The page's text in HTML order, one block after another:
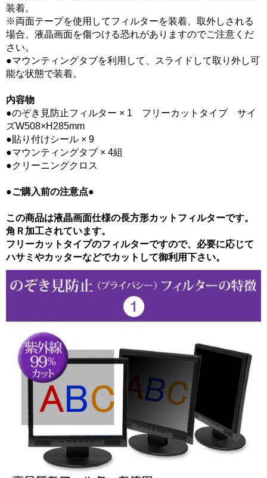
装着。
※両面テープを使用してフィルターを装着、取外しされる
場合、液晶画面を傷つける恐れがありますのでご注意くだ
さい。
●マウンティングタブを利用して、スライドして取り外し可
能な状態で装着。
内容物
●のぞき見防止フィルター × 1 フリーカットタイプ サイ
ズW508×H285mm
●貼り付けシール × 9
●マウンティングタブ × 4組
●クリーニングクロス
●ご購入前の注意点●
この商品は液晶画面仕様の長方形カットフィルターです。
角Ｒ加工されています。
フリーカットタイプのフィルターですので、必要に応じて
ハサミやカッターなどでカットして御利用下さい。